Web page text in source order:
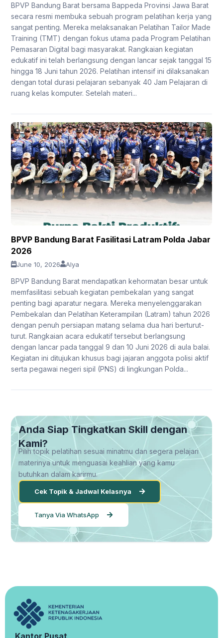
BPVP Bandung Barat bersama Bappeda Provinsi Jawa Barat
secara resmi membuka sebuah program pelatihan kerja yang
sangat penting. Mereka melaksanakan Pelatihan Tailor Made
Training (TMT) dengan fokus utama pada Program Pelatihan
Pemasaran Digital bagi masyarakat. Rangkaian kegiatan
edukatif ini telah berlangsung dengan lancar sejak tanggal 15
hingga 18 Juni tahun 2026. Pelatihan intensif ini dilaksanakan
dengan total durasi pelajaran sebanyak 40 Jam Pelajaran di
ruang kelas komputer. Setelah materi...
BPVP Bandung Barat Fasilitasi Latram Polda Jabar
2026
June 10, 2026 Alya
BPVP Bandung Barat mendapatkan kehormatan besar untuk
memfasilitasi sebuah kegiatan pembekalan yang sangat
penting bagi aparatur negara. Mereka menyelenggarakan
Pembekalan dan Pelatihan Keterampilan (Latram) tahun 2026
dengan penuh persiapan matang selama dua hari berturut-
turut. Rangkaian acara edukatif tersebut berlangsung
dengan lancar pada tanggal 9 dan 10 Juni 2026 di aula balai.
Kegiatan ini ditujukan khusus bagi jajaran anggota polisi aktif
serta pegawai negeri sipil (PNS) di lingkungan Polda...
Anda Siap Tingkatkan Skill dengan
Kami?
Pilih topik pelatihan sesuai minatmu dan segera pelajari
materinya untuk menguasai keahlian yang kamu
butuhkan dalam karirmu.
Cek Topik & Jadwal Kelasnya
Tanya Via WhatsApp